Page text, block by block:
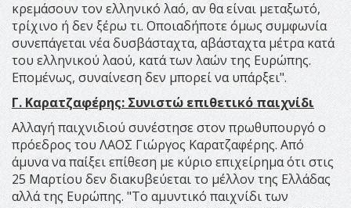
κρεμάσουν τον ελληνικό λαό, αν θα είναι μεταξωτό,
τρίχινο ή δεν ξέρω τι. Οποιαδήποτε όμως συμφωνία
συνεπάγεται νέα δυσβάσταχτα, αβάσταχτα μέτρα κατά
του ελληνικού λαού, κατά των λαών της Ευρώπης.
Επομένως, συναίνεση δεν μπορεί να υπάρξει".
Γ. Καρατζαφέρης: Συνιστώ επιθετικό παιχνίδι
Αλλαγή παιχνιδιού συνέστησε στον πρωθυπουργό ο
πρόεδρος του ΛΑΟΣ Γιώργος Καρατζαφέρης. Από
άμυνα να παίξει επίθεση με κύριο επιχείρημα ότι στις
25 Μαρτίου δεν διακυβεύεται το μέλλον της Ελλάδας
αλλά της Ευρώπης. "Το αμυντικό παιχνίδι των